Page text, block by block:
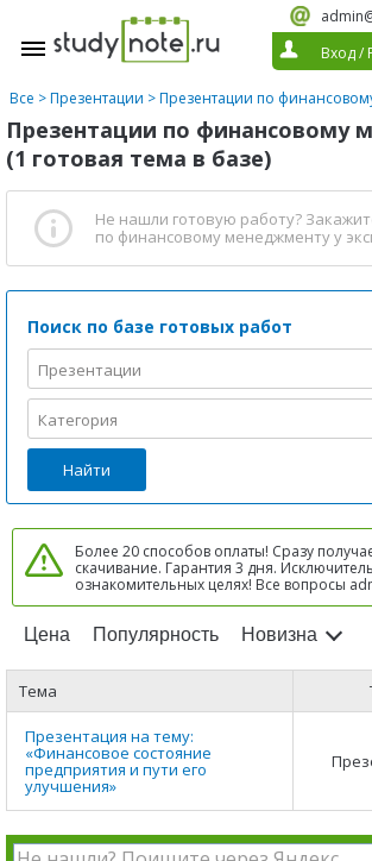
Вход/
Все >Презентации >Презентации по
Презентации по финансовому
(1 готовая тема в базе)
Не нашли готовую работу?
по финансовому менеджментуу
Поиск по базе готовых работ
Презентации
Категория
Найти
Более 20 способов оплаты! Сразу
скачивание. Гарантия 3 дня.
ознакомительных целях! Все вопросы
Цена Популярность Новизна
Тема
Презентация на тему:
«Финансовое состояние
предприятия и пути его
улучшения»